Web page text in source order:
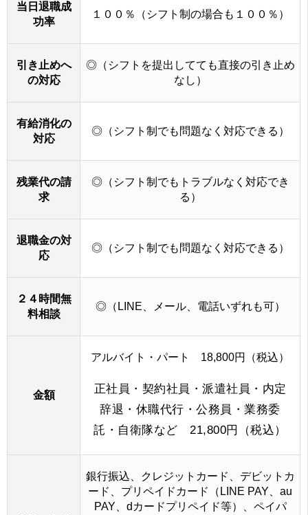
当日退職成
功率
１００％（シフト制の場合も１００％）
引き止めへ
の対応
◎（シフトを提出してても直接の引き止め
なし）
有給消化の
対応
◎（シフト制でも問題なく対応できる）
残業代の請
求
◎（シフト制でもトラブルなく対応でき
る）
退職金の対
応
◎（シフト制でも問題なく対応できる）
２４時間無
料相談
◎（LINE、メール、電話いずれも可）
金額
アルバイト・パート 18,800円（税込）
正社員・契約社員・派遣社員・内定
辞退・休職代行・公務員・業務委
託・自衛隊など 21,800円（税込）
銀行振込、クレジットカード、デビットカ
ード、プリペイドカード（LINE PAY、au
PAY、dカードプリペイド等）、ペイパ